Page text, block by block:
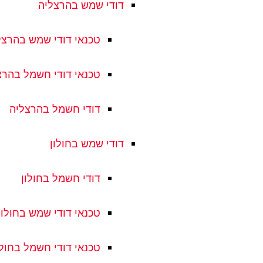
דודי שמש בהרצליה
טכנאי דודי שמש
טכנאי דודי חשמל
דודי חשמל בהרצליה
דודי שמש בחולון
דודי חשמל בחולון
טכנאי דודי שמש
טכנאי דודי חשמל